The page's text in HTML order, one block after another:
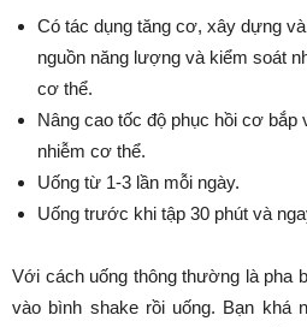
Có tác dụng tăng cơ, xây dựng
nguồn năng lượng và kiểm soát
cơ thể.
Nâng cao tốc độ phục hồi cơ bắp
nhiễm cơ thể.
Uống từ 1-3 lần mỗi ngày.
Uống trước khi tập 30 phút và
Với cách uống thông thường là pha
vào bình shake rồi uống. Bạn khá